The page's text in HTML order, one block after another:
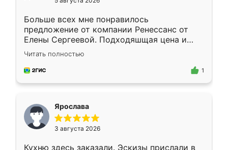
Больше всех мне понравилось
предложение от компании Ренессанс от
Елены Сергеевой. Подходяшщая цена и
короткие сроки изготовления. Приехавший
для замера сотрудник Владислав
предложил по моему эскизу самый
Читать полностью
1
Ярослава
3 августа 2026
Кухню здесь заказали. Эскизы прислали в